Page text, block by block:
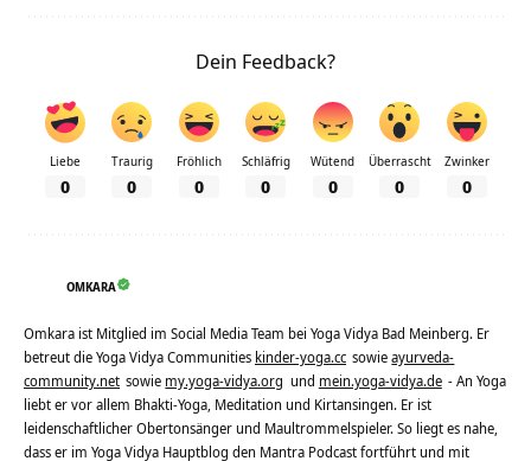
Dein Feedback?
Liebe
0
Traurig
0
Fröhlich
0
Schläfrig
0
Wütend
0
Überrascht
0
Zwinker
0
OMKARA
Omkara ist Mitglied im Social Media Team bei Yoga Vidya Bad Meinberg. Er
betreut die Yoga Vidya Communities kinder-yoga.cc sowieayurveda-
community.net sowie my.yoga-vidya.org und mein.yoga-vidya.de - An Yoga
liebt er vor allem Bhakti-Yoga, Meditation und Kirtansingen. Er ist
leidenschaftlicher Obertonsänger und Maultrommelspieler. So liegt es nahe,
dass er im Yoga Vidya Hauptblog den Mantra Podcast fortführt und mit